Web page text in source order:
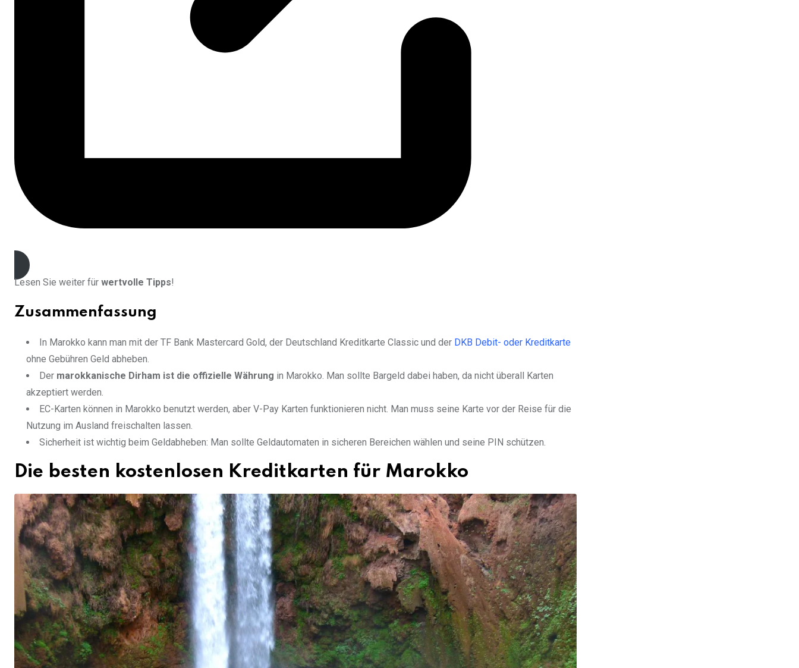
Lesen Sie weiter für wertvolle Tipps!
Zusammenfassung
In Marokko kann man mit der TF Bank Mastercard Gold, der Deutschland Kreditkarte Classic und der DKB Debit- oder Kreditkarte
ohne Gebühren Geld abheben.
Der marokkanische Dirham ist die offizielle Währung in Marokko. Man sollte Bargeld dabei haben, da nicht überall Karten
akzeptiert werden.
EC-Karten können in Marokko benutzt werden, aber V-Pay Karten funktionieren nicht. Man muss seine Karte vor der Reise für die
Nutzung im Ausland freischalten lassen.
Sicherheit ist wichtig beim Geldabheben: Man sollte Geldautomaten in sicheren Bereichen wählen und seine PIN schützen.
Die besten kostenlosen Kreditkarten für Marokko